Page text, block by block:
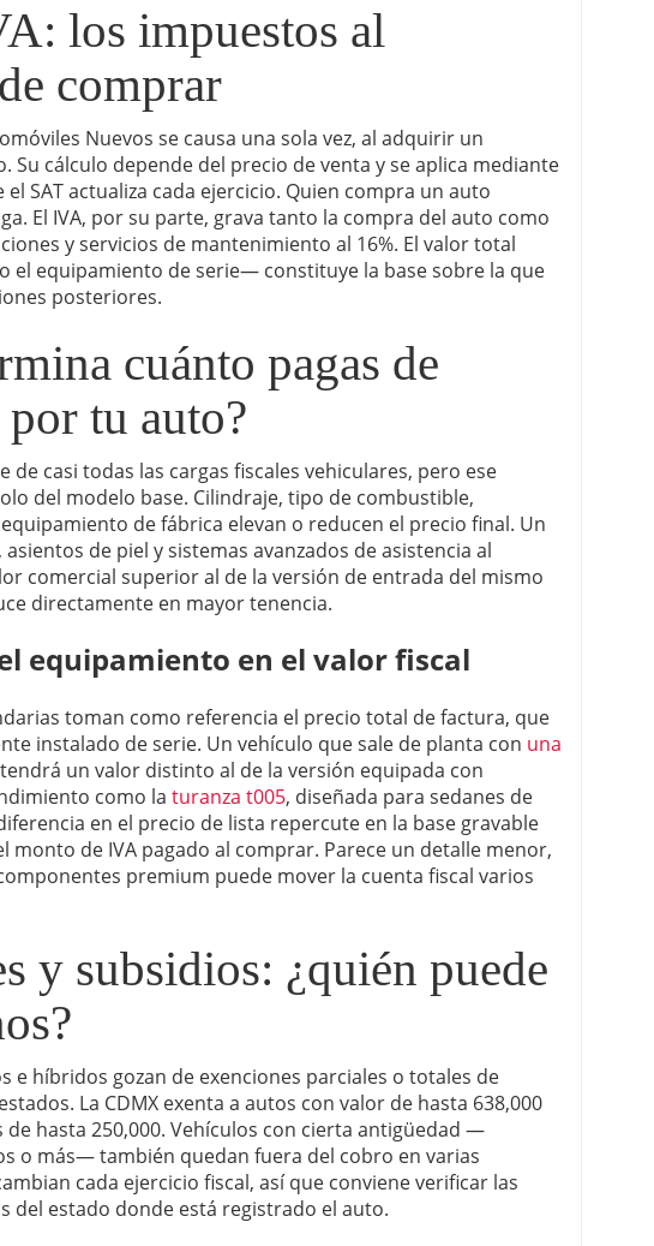
los impuestos al
comprar
Nuevos se causa una sola vez, al adquirir un
Su cálculo depende del precio de venta y se aplica mediante
SAT actualiza cada ejercicio. Quien compra un auto
El IVA, por su parte, grava tanto la compra del auto como
y servicios de mantenimiento al 16%. El valor total
el equipamiento de serie— constituye la base sobre la que
posteriores.
cuánto pagas de
tu auto?
de casi todas las cargas fiscales vehiculares, pero ese
del modelo base. Cilindraje, tipo de combustible,
de fábrica elevan o reducen el precio final. Un
de piel y sistemas avanzados de asistencia al
comercial superior al de la versión de entrada del mismo
directamente en mayor tenencia.
equipamiento en el valor fiscal
toman como referencia el precio total de factura, que
instalado de serie. Un vehículo que sale de planta con una
un valor distinto al de la versión equipada con
como la turanza t005, diseñada para sedanes de
en el precio de lista repercute en la base gravable
monto de IVA pagado al comprar. Parece un detalle menor,
premium puede mover la cuenta fiscal varios
y subsidios: ¿quién puede
e híbridos gozan de exenciones parciales o totales de
La CDMX exenta a autos con valor de hasta 638,000
de hasta 250,000. Vehículos con cierta antigüedad —
o más— también quedan fuera del cobro en varias
cada ejercicio fiscal, así que conviene verificar las
del estado donde está registrado el auto.